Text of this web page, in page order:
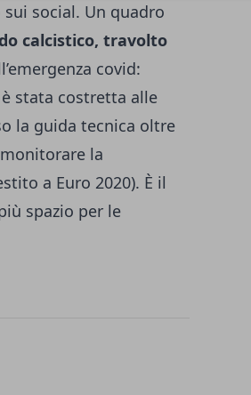
social. Un quadro
calcistico, travolto
covid:
è stata costretta alle
la guida tecnica oltre
la
a Euro 2020). È il
spazio per le